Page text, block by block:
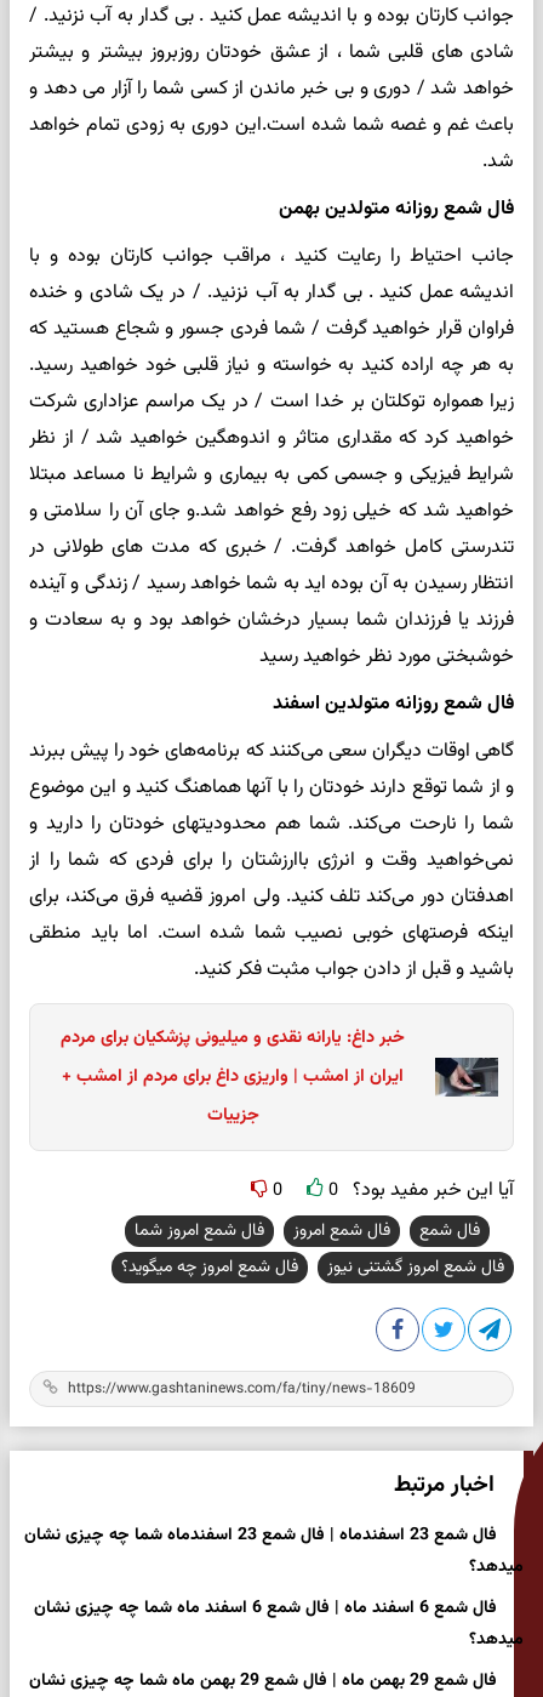
جوانب کارتان بوده و با اندیشه عمل کنید . بی گدار به آب نزنید. /
شادی های قلبی شما ، از عشق خودتان روزبروز بیشتر و بیشتر
خواهد شد / دوری و بی خبر ماندن از کسی شما را آزار می دهد و
باعث غم و غصه شما شده است.این دوری به زودی تمام خواهد
شد.
فال شمع روزانه متولدین بهمن
جانب احتیاط را رعایت کنید ، مراقب جوانب کارتان بوده و با
اندیشه عمل کنید . بی گدار به آب نزنید. / در یک شادی و خنده
فراوان قرار خواهید گرفت / شما فردی جسور و شجاع هستید که
به هر چه اراده کنید به خواسته و نیاز قلبی خود خواهید رسید.
زیرا همواره توکلتان بر خدا است / در یک مراسم عزاداری شرکت
خواهید کرد که مقداری متاثر و اندوهگین خواهید شد / از نظر
شرایط فیزیکی و جسمی کمی به بیماری و شرایط نا مساعد مبتلا
خواهید شد که خیلی زود رفع خواهد شد.و جای آن را سلامتی و
تندرستی کامل خواهد گرفت. / خبری که مدت های طولانی در
انتظار رسیدن به آن بوده اید به شما خواهد رسید / زندگی و آینده
فرزند یا فرزندان شما بسیار درخشان خواهد بود و به سعادت و
خوشبختی مورد نظر خواهید رسید
فال شمع روزانه متولدین اسفند
گاهی اوقات دیگران سعی می‌کنند که برنامه‌های خود را پیش ببرند
و از شما توقع دارند خودتان را با آنها هماهنگ کنید و این موضوع
شما را نارحت می‌کند. شما هم محدودیتهای خودتان را دارید و
نمی‌خواهید وقت و انرژی باارزشتان را برای فردی که شما را از
اهدفتان دور می‌کند تلف کنید. ولی امروز قضیه فرق می‌کند، برای
اینکه فرصتهای خوبی نصیب شما شده است. اما باید منطقی
باشید و قبل از دادن جواب مثبت فکر کنید.
خبر داغ: یارانه نقدی و میلیونی پزشکیان برای مردم
ایران از امشب | واریزی داغ برای مردم از امشب +
جزییات
آیا این خبر مفید بود؟ 0
0
فال شمع فال شمع امروز
فال شمع امروز شما
فال شمع امروز گشتنی نیوز
فال شمع امروز چه میگوید؟
اخبار مرتبط
فال شمع 23 اسفندماه | فال شمع 23 اسفندماه شما چه چیزی نشان
میدهد؟
فال شمع 6 اسفند ماه | فال شمع 6 اسفند ماه شما چه چیزی نشان
میدهد؟
فال شمع 29 بهمن ماه | فال شمع 29 بهمن ماه شما چه چیزی نشان